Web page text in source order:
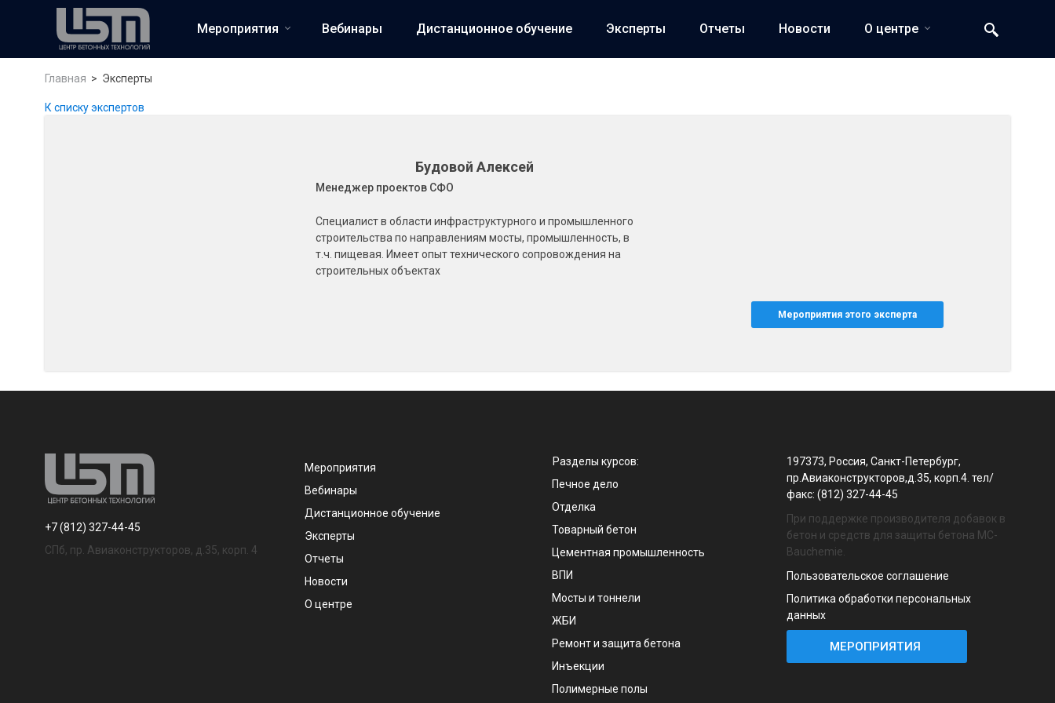
Мероприятия Вебинары Дистанционное обучение Эксперты Отчеты Новости О центре
Главная Эксперты
К списку экспертов
Будовой Алексей
Менеджер проектов СФО
Специалист в области инфраструктурного и промышленного
строительства по направлениям мосты, промышленность, в
т.ч. пищевая. Имеет опыт технического сопровождения на
строительных объектах
Мероприятия этого эксперта
+7 (812) 327-44-45
СПб, пр. Авиаконструкторов, д.35, корп. 4
Мероприятия
Вебинары
Дистанционное обучение
Эксперты
Отчеты
Новости
О центре
Разделы курсов:
Печное дело
Отделка
Товарный бетон
Цементная промышленность
ВПИ
Мосты и тоннели
ЖБИ
Ремонт и защита бетона
Инъекции
Полимерные полы
197373, Россия, Санкт-Петербург,
пр.Авиаконструкторов,д.35, корп.4. тел/
факс: (812) 327-44-45
При поддержке производителя добавок в
бетон и средств для защиты бетона MC-
Bauchemie.
Пользовательское соглашение
Политика обработки персональных
данных
МЕРОПРИЯТИЯ